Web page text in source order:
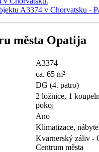
města Opatija
A3374
ca. 65 m²
DG (4. patro)
2 ložnice, 1
pokoj
Ano
Klimatizace,
Kvarnerský záliv -
Centrum města